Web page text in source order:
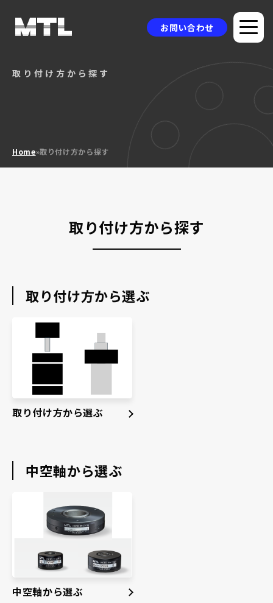
お問い合わせ
採用情報
電話をかける
取り付け方から探す
Home»取り付け方から探す
取り付け方から探す
取り付け方から選ぶ
取り付け方から選ぶ
中空軸から選ぶ
中空軸から選ぶ